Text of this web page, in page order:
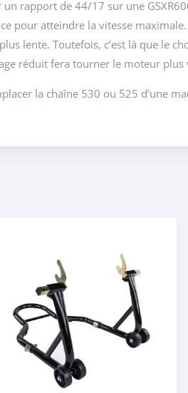
rapport de 44/17 sur une
pour atteindre la vitesse
lente. Toutefois, c’est là que le
réduit fera tourner le moteur
la chaîne 530 ou 525 d’une